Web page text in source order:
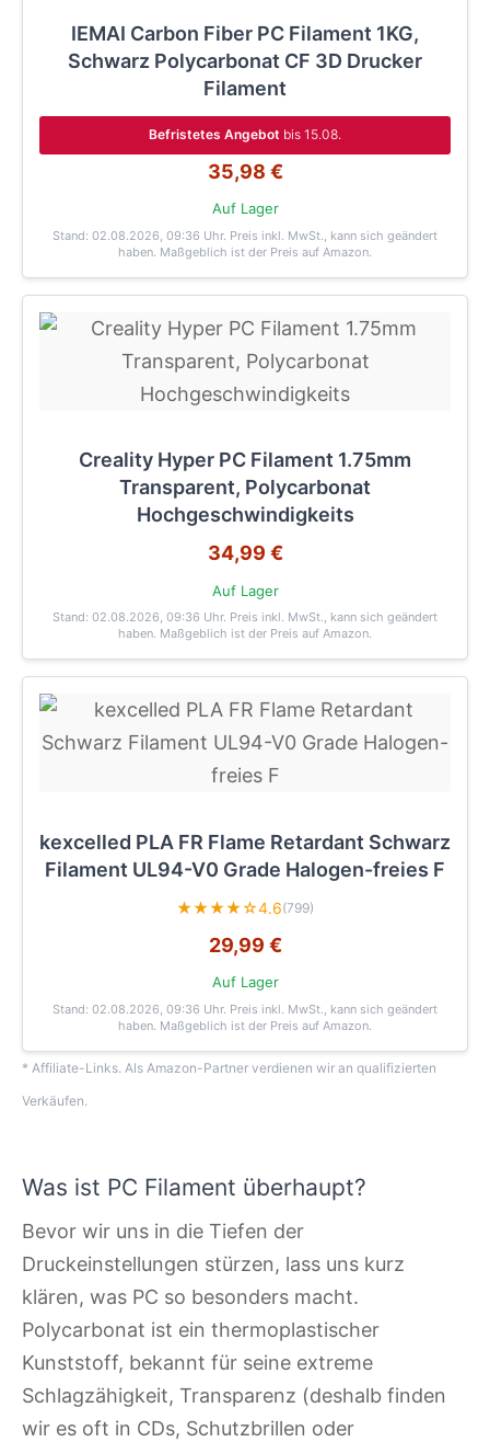
IEMAI Carbon Fiber PC Filament 1KG,
Schwarz Polycarbonat CF 3D Drucker
Filament
Befristetes Angebot bis 15.08.
35,98 €
Auf Lager
Stand: 02.08.2026, 09:36 Uhr. Preis inkl. MwSt., kann sich geändert
haben. Maßgeblich ist der Preis auf Amazon.
Creality Hyper PC Filament 1.75mm
Transparent, Polycarbonat
Hochgeschwindigkeits
34,99 €
Auf Lager
Stand: 02.08.2026, 09:36 Uhr. Preis inkl. MwSt., kann sich geändert
haben. Maßgeblich ist der Preis auf Amazon.
kexcelled PLA FR Flame Retardant Schwarz
Filament UL94-V0 Grade Halogen-freies F
★★★★☆4.6(799)
29,99 €
Auf Lager
Stand: 02.08.2026, 09:36 Uhr. Preis inkl. MwSt., kann sich geändert
haben. Maßgeblich ist der Preis auf Amazon.
* Affiliate-Links. Als Amazon-Partner verdienen wir an qualifizierten
Verkäufen.
Was ist PC Filament überhaupt?
Bevor wir uns in die Tiefen der
Druckeinstellungen stürzen, lass uns kurz
klären, was PC so besonders macht.
Polycarbonat ist ein thermoplastischer
Kunststoff, bekannt für seine extreme
Schlagzähigkeit, Transparenz (deshalb finden
wir es oft in CDs, Schutzbrillen oder